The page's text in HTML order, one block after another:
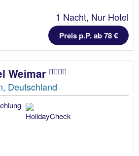
1 Nacht, Nur Hotel
Preis p.P. ab 78 €
Weimar
Deutschland